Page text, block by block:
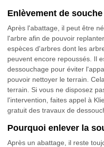
Enlèvement de
Après l'abattage, il peut être
l'arbre afin de pouvoir
espèces d'arbres dont les
peuvent encore repoussés. Il
dessouchage pour éviter
pouvoir nettoyer le terrain.
terrain. Si vous ne disposez
l'intervention, faites appel à
gratuit des travaux de
Pourquoi enlever la
Après un abattage, il reste